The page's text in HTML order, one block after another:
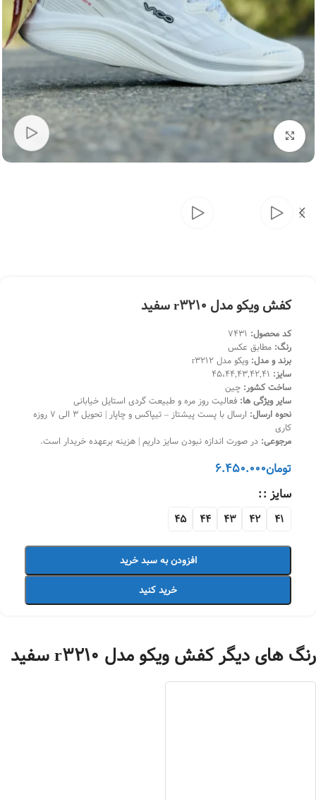
بزرگنمایی تصویر
کفش ویکو مدل r3210 سفید
کد محصول: 7431
رنگ: مطابق عکس
برند و مدل: ویکو مدل r3212
سایز:
ساخت کشور: چین
سایر ویژگی ها: فعالیت روز مره و طبیعت گردی استایل خیابانی
نحوه ارسال:
ارسال با پست پیشتاز – تیپاکس و چاپار | تحویل 3 الی 7 روزه
کاری
مرجوعی: در صورت اندازه نبودن سایز داریم | هزینه برعهده خریدار است.
تومان6.450.000
سایز :
41
42
43
44
45
افزودن به سبد خرید
خرید کنید
رنگ های دیگر کفش ویکو مدل r3210 سفید